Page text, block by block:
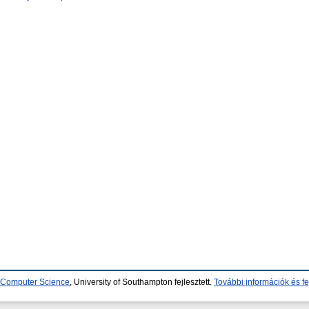
Science , University of Southampton fejlesztett. További információk és